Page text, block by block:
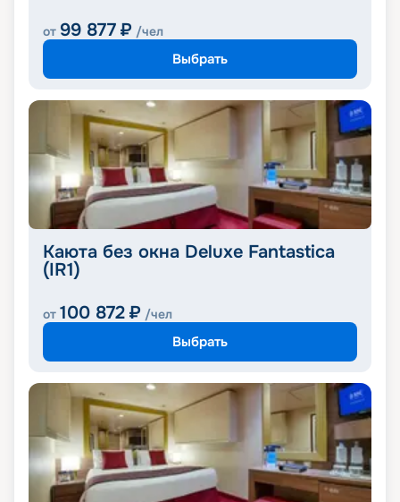
от 99 877 ₽ /чел
Выбрать
Каюта без окна Deluxe Fantastica
(IR1)
от 100 872 ₽ /чел
Выбрать